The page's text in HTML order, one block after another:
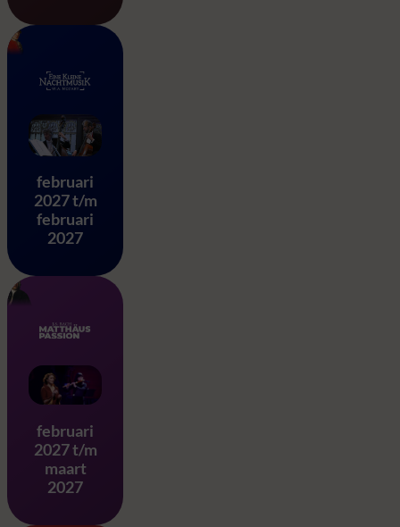
Eine Kleine Nachtmusik –
februari
2027 t/m
februari
2027
Matthäus Passion – J.S.
februari
2027 t/m
maart
2027